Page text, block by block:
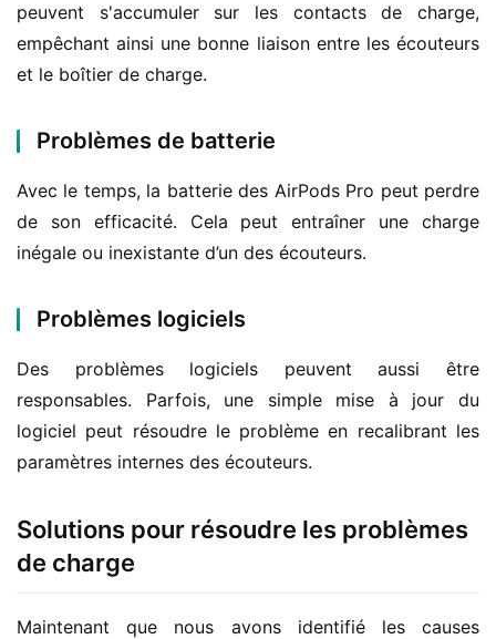
peuvent s'accumuler sur les contacts de charge,
empêchant ainsi une bonne liaison entre les écouteurs
et le boîtier de charge.
Problèmes de batterie
Avec le temps, la batterie des AirPods Pro peut perdre
de son efficacité. Cela peut entraîner une charge
inégale ou inexistante d’un des écouteurs.
Problèmes logiciels
Des problèmes logiciels peuvent aussi être
responsables. Parfois, une simple mise à jour du
logiciel peut résoudre le problème en recalibrant les
paramètres internes des écouteurs.
Solutions pour résoudre les problèmes
de charge
Maintenant que nous avons identifié les causes